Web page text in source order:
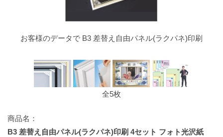
お客様のデータで B3 差替え自由パネル(ラクパネ)印刷
全5枚
商品名：
B3 差替え自由パネル(ラクパネ)印刷 4セット フォト光沢紙